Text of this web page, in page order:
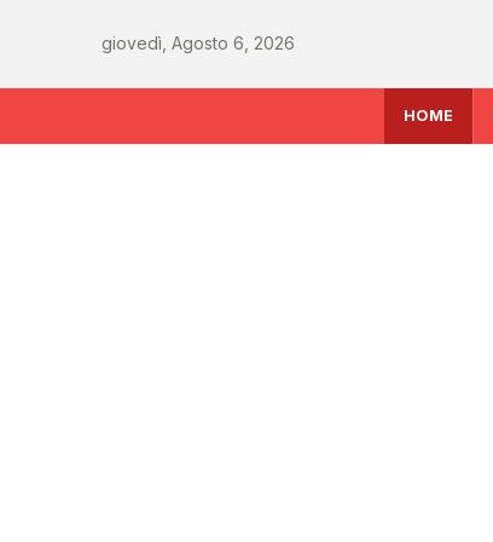
giovedì, Agosto 6, 2026
HOME